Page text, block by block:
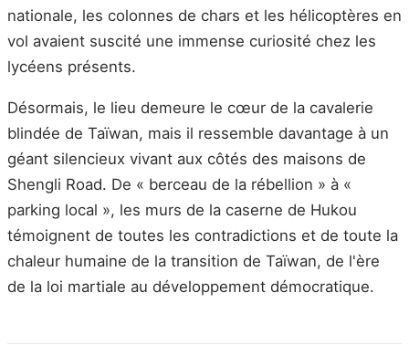
nationale, les colonnes de chars et les hélicoptères en
vol avaient suscité une immense curiosité chez les
lycéens présents.
Désormais, le lieu demeure le cœur de la cavalerie
blindée de Taïwan, mais il ressemble davantage à un
géant silencieux vivant aux côtés des maisons de
Shengli Road. De « berceau de la rébellion » à «
parking local », les murs de la caserne de Hukou
témoignent de toutes les contradictions et de toute la
chaleur humaine de la transition de Taïwan, de l'ère
de la loi martiale au développement démocratique.